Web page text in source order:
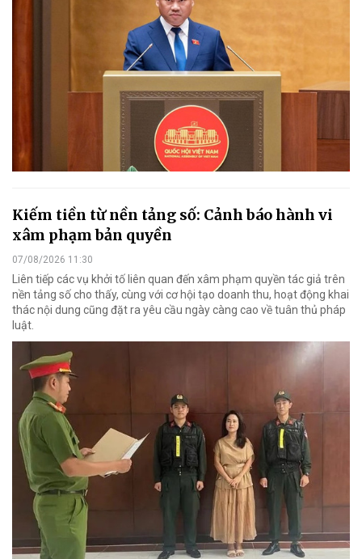
Kiếm tiền từ nền tảng số: Cảnh báo hành vi
xâm phạm bản quyền
07/08/2026 11:30
Liên tiếp các vụ khởi tố liên quan đến xâm phạm quyền tác giả trên
nền tảng số cho thấy, cùng với cơ hội tạo doanh thu, hoạt động khai
thác nội dung cũng đặt ra yêu cầu ngày càng cao về tuân thủ pháp
luật.